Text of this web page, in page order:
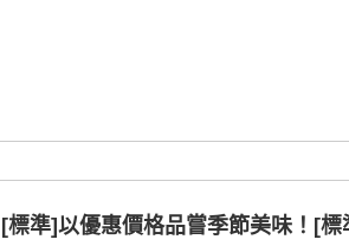
[標準]以優惠價格品嘗季節美味！[